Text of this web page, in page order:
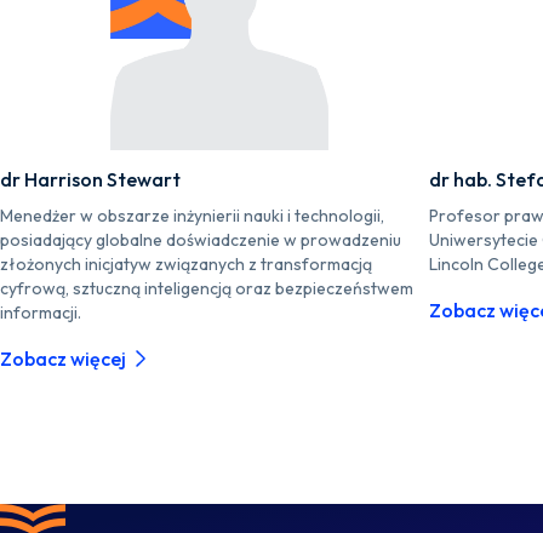
dr Harrison Stewart
Menedżer w obszarze inżynierii nauki i technologii,
posiadający globalne doświadczenie w prowadzeniu
złożonych inicjatyw związanych z transformacją
cyfrową, sztuczną inteligencją oraz bezpieczeństwem
informacji.
Zobacz więcej
dr hab.
Profesor
Lincoln
Zobacz